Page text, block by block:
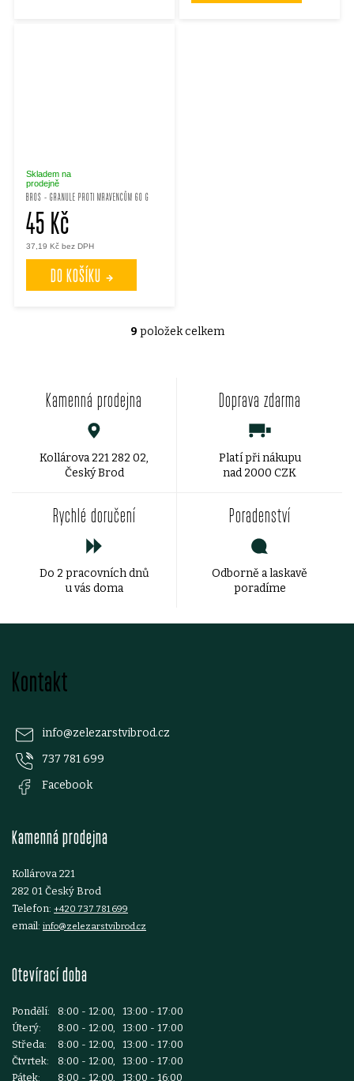
BROS - GRANULE PROTI MRAVENCŮM 60 G
Skladem na
prodejně
37,19 Kč bez DPH
45 Kč
DO KOŠÍKU
O
r
9 položek celkem
Kamenná prodejna
Kollárova 221 282 02,
Český Brod
Doprava zdarma
Platí při nákupu
nad 2000 CZK
Rychlé doručení
Do 2 pracovních dnů
u vás doma
Poradenství
Odborně a laskavě
poradíme
Kontakt
info@zelezarstvibrod.cz
737 781 699
Facebook
Kamenná prodejna
Kollárova 221
282 01 Český Brod
Telefon: +420 737 781 699
email: info@zelezarstvibrod.cz
Otevírací doba
Pondělí:
8:00 - 12:00, 13:00 - 17:00
Úterý:
8:00 - 12:00, 13:00 - 17:00
Středa:
8:00 - 12:00, 13:00 - 17:00
Čtvrtek:
8:00 - 12:00, 13:00 - 17:00
Pátek:
8:00 - 12:00, 13:00 - 16:00